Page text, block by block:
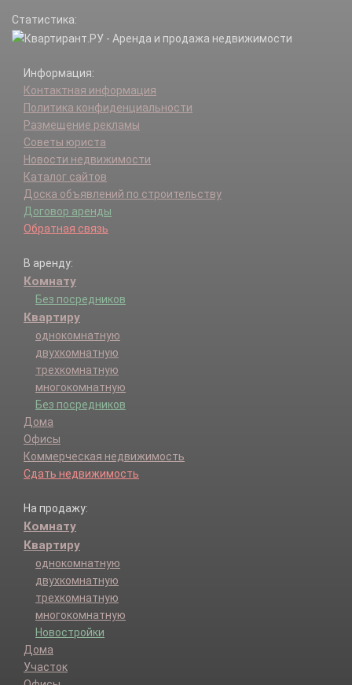
Статистика:
Информация:
Контактная информация
Политика конфиденциальности
Размещение рекламы
Советы юриста
Новости недвижимости
Каталог сайтов
Доска объявлений по строительству
Договор аренды
Обратная связь
В аренду:
Комнату
Без посредников
Квартиру
однокомнатную
двухкомнатную
трехкомнатную
многокомнатную
Без посредников
Дома
Офисы
Коммерческая недвижимость
Сдать недвижимость
На продажу:
Комнату
Квартиру
однокомнатную
двухкомнатную
трехкомнатную
многокомнатную
Новостройки
Дома
Участок